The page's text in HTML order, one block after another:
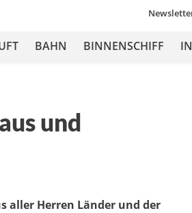
BAHN BINNENSCHIFF
und
aller Herren Länder und der